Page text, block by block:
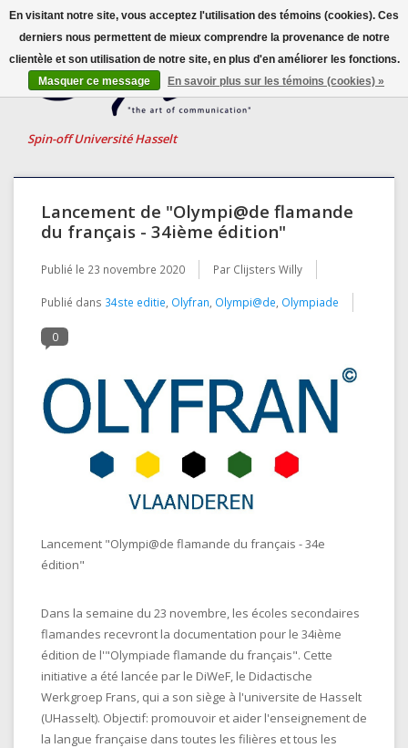
Spin-off Université Hasselt
Français
Nederlands
Lancement de "Olympi@de flamande
du français - 34ième édition"
Publié le 23 novembre 2020 Par Clijsters Willy
Publié dans 34ste editie, Olyfran, Olympi@de, Olympiade
0
Lancement "Olympi@de flamande du français - 34e
édition"
Dans la semaine du 23 novembre, les écoles secondaires
flamandes recevront la documentation pour le 34ième
édition de l'"Olympiade flamande du français". Cette
initiative a été lancée par le DiWeF, le Didactische
Werkgroep Frans, qui a son siège à l'universite de Hasselt
(UHasselt). Objectif: promouvoir et aider l'enseignement de
la langue française dans toutes les filières et tous les
En visitant notre site, vous acceptez l'utilisation des témoins (cookies). Ces
derniers nous permettent de mieux comprendre la provenance de notre
clientèle et son utilisation de notre site, en plus d'en améliorer les fonctions.
Masquer ce message
En savoir plus sur les témoins (cookies) »